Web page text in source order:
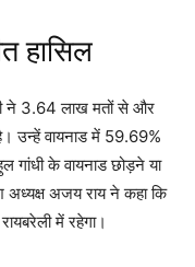
हासिल
ने 3.64 लाख मतों से और
उन्हें वायनाड में 59.69%
गांधी के वायनाड छोड़ने या
अध्यक्ष अजय राय ने कहा कि
में रहेगा।